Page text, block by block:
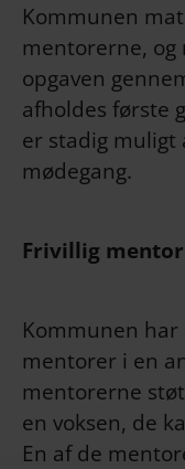
Kommunen
mentorerne,
opgaven
afholdes første
er stadig muligt
mødegang.
Frivillig
Kommunen
mentorer i en
mentorerne
en voksen, de
En af de